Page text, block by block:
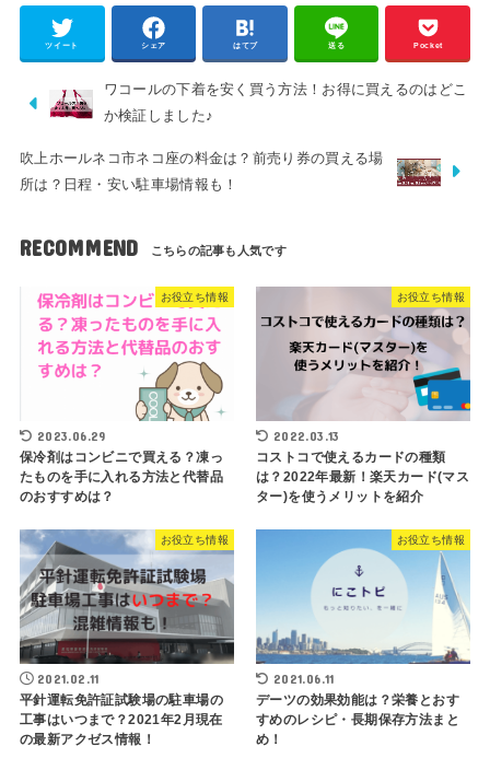
ツイート シェア はてブ 送る Pocket
ワコールの下着を安く買う方法！お得に買えるのはどこ
か検証しました♪
吹上ホールネコ市ネコ座の料金は？前売り券の買える場
所は？日程・安い駐車場情報も！
RECOMMEND
お役立ち情報
2023.06.29
保冷剤はコンビニで買える？凍っ
たものを手に入れる方法と代替品
のおすすめは？
お役立ち情報
2022.03.13
コストコで使えるカードの種類
は？2022年最新！楽天カード(マス
ター)を使うメリットを紹介
お役立ち情報
2021.02.11
平針運転免許証試験場の駐車場の
工事はいつまで？2021年2月現在
の最新アクゼス情報！
お役立ち情報
2021.06.11
デーツの効果効能は？栄養とおす
すめのレシピ・長期保存方法まと
め！